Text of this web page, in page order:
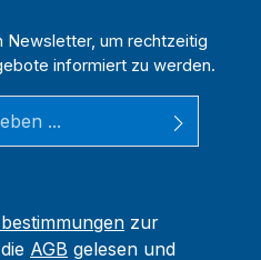
Newsletter, um rechtzeitig
informiert zu werden.
zur
AGB gelesen und